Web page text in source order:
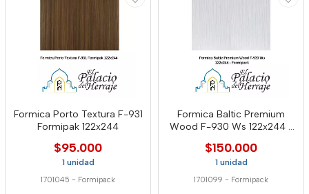
Formica Porto Textura F-931
Formipak 122x244
$95.000
1 unidad
1701045 - Formipack
Formica Baltic Premium
Wood F-930 Ws 122x244 -
$150.000
1 unidad
1701099 - Formipack